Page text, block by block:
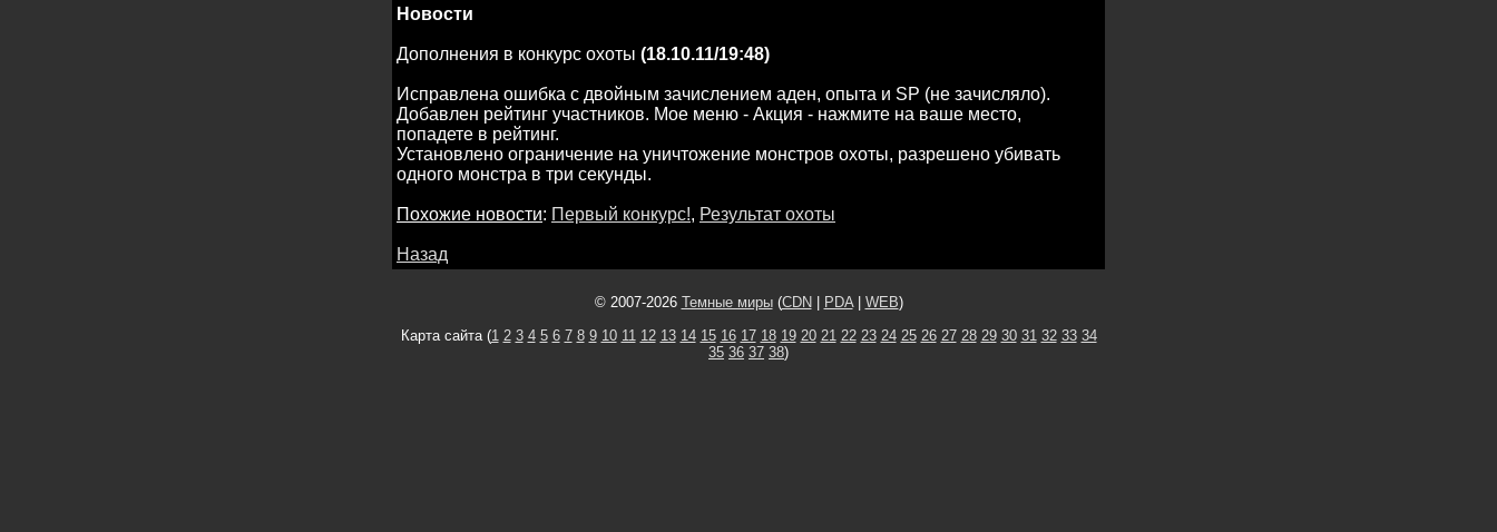
Новости
Дополнения в конкурс охоты (18.10.11/19:48)
Исправлена ошибка с двойным зачислением аден, опыта и SP (не зачисляло).
Добавлен рейтинг участников. Мое меню - Акция - нажмите на ваше место,
попадете в рейтинг.
Установлено ограничение на уничтожение монстров охоты, разрешено убивать
одного монстра в три секунды.
Похожие новости: Первый конкурс!, Результат охоты
Назад
© 2007-2026 Темные миры(CDN PDA| WEB)
Карта сайта (1 2 3 4 5 6 7 8 9 10 11 12 13 14 15 16 17 18 19 20 21 22 23 24 25 26 27 28 29 30 31 32 33 34
35 36 37 38)